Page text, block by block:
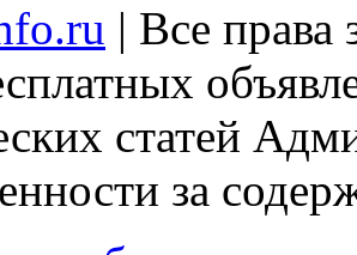
| Все
статей
за